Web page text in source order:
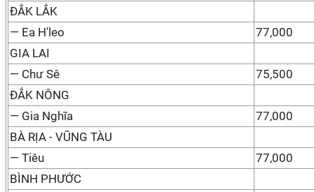
ĐẮK LẮK
— Ea H'leo
77,000
GIA LAI
— Chư Sê
75,500
ĐẮK NÔNG
— Gia Nghĩa
77,000
BÀ RỊA - VŨNG TÀU
— Tiêu
77,000
BÌNH PHƯỚC